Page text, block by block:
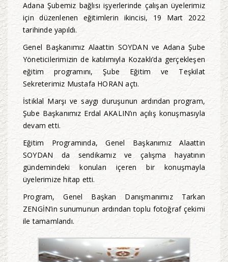
Adana Şubemiz bağlısı işyerlerinde çalışan üyelerimiz
için düzenlenen eğitimlerin ikincisi, 19 Mart 2022
tarihinde yapıldı.
Genel Başkanımız Alaattin SOYDAN ve Adana Şube
Yöneticilerimizin de katılımıyla Kozaklı’da gerçekleşen
eğitim programını, Şube Eğitim ve Teşkilat
Sekreterimiz Mustafa HORAN açtı.
İstiklal Marşı ve saygı duruşunun ardından program,
Şube Başkanımız Erdal AKALIN’ın açılış konuşmasıyla
devam etti.
Eğitim Programında, Genel Başkanımız Alaattin
SOYDAN da sendikamız ve çalışma hayatının
gündemindeki konuları içeren bir konuşmayla
üyelerimize hitap etti.
Program, Genel Başkan Danışmanımız Tarkan
ZENGİN’in sunumunun ardından toplu fotoğraf çekimi
ile tamamlandı.